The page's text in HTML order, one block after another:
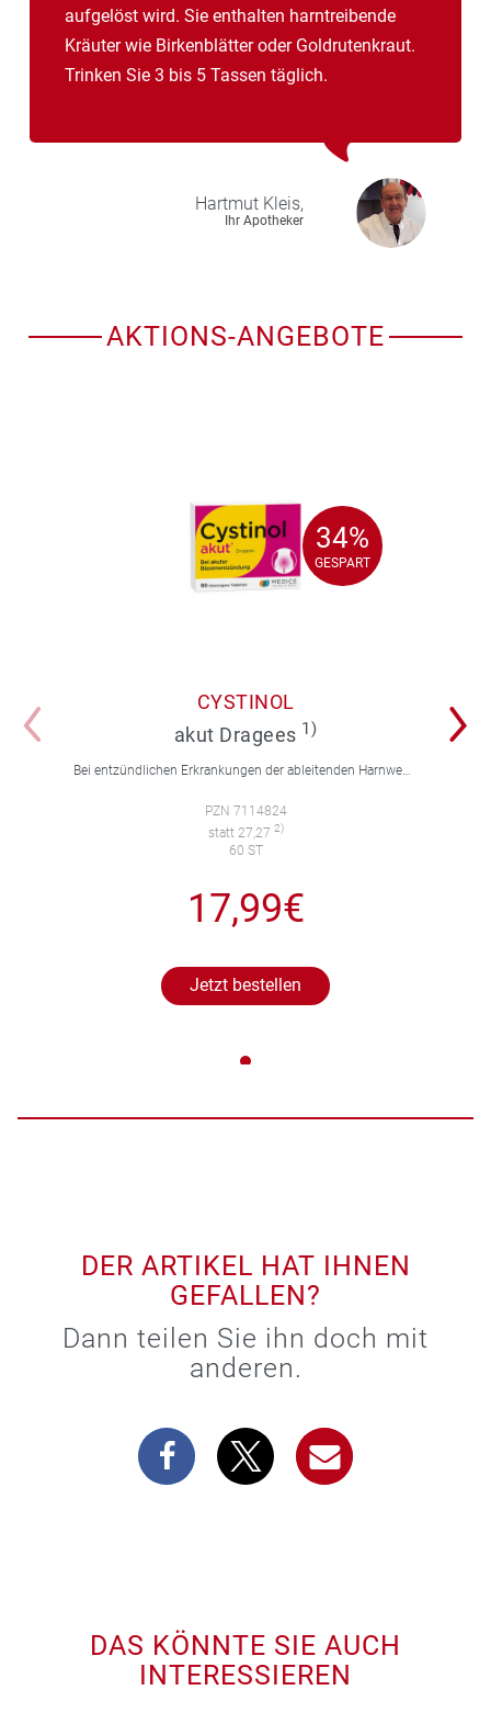
aufgelöst wird. Sie enthalten harntreibende
Kräuter wie Birkenblätter oder Goldrutenkraut.
Trinken Sie 3 bis 5 Tassen täglich.
Hartmut Kleis,
Ihr Apotheker
AKTIONS-ANGEBOTE
34%
GESPART
34%
GESPART
CYSTINOL
akut Dragees 1)
Bei entzündlichen Erkrankungen der ableitenden Harnwege.
PZN 7114824
statt 27,27 2)
60 ST
17,99€
Jetzt bestellen
DER ARTIKEL HAT IHNEN
GEFALLEN?
Dann teilen Sie ihn doch mit
anderen.
DAS KÖNNTE SIE AUCH
INTERESSIEREN